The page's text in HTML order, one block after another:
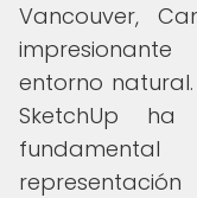
Vancouver,
entorno
SketchUp